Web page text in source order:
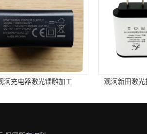
新田激光打标镭雕刻字加工 观澜蚀刻移